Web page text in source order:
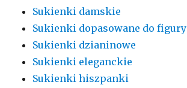
Sukienki damskie
Sukienki dopasowane do figury
Sukienki dzianinowe
Sukienki eleganckie
Sukienki hiszpanki